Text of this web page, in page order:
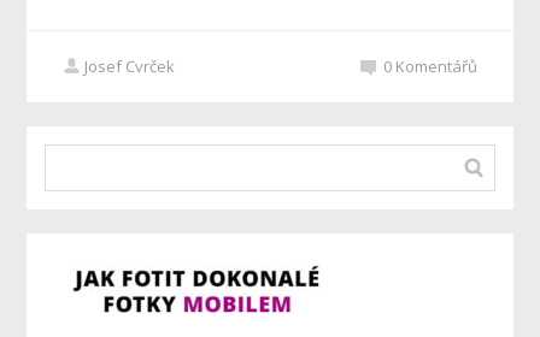
Josef Cvrček 0 Komentářů